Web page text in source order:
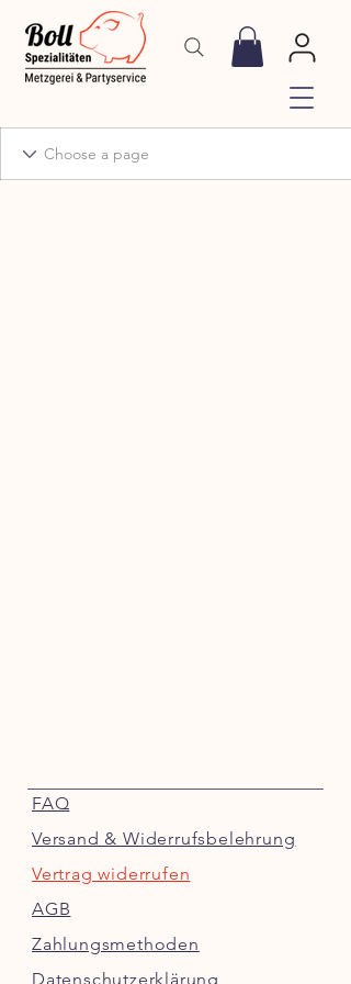
FAQ
Versand & Widerrufsbelehrung
Vertrag widerrufen
AGB
Zahlungsmethoden
Datenschutzerklärung